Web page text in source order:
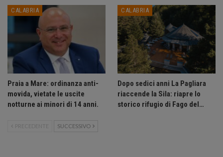
CALABRIA
Praia a Mare: ordinanza anti-
movida, vietate le uscite
notturne ai minori di 14 anni.
CALABRIA
Dopo sedici anni La Pagliara
riaccende la Sila: riapre lo
storico rifugio di Fago del…
PRECEDENTE SUCCESSIVO